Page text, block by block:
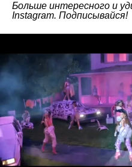
Больше интересного и
Instagram. Подписывайся!